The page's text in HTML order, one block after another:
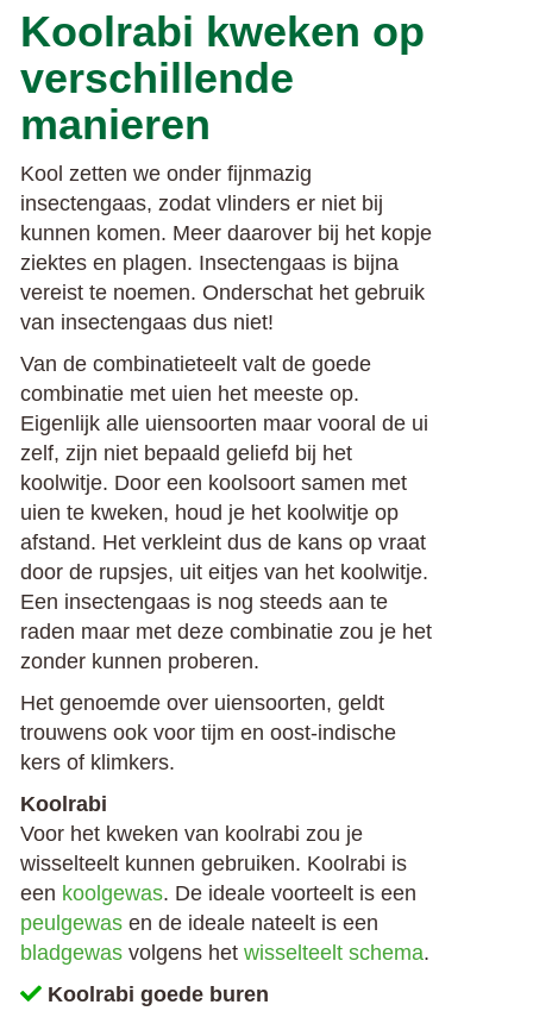
Koolrabi kweken op
verschillende
manieren
Kool zetten we onder fijnmazig
insectengaas, zodat vlinders er niet bij
kunnen komen. Meer daarover bij het kopje
ziektes en plagen. Insectengaas is bijna
vereist te noemen. Onderschat het gebruik
van insectengaas dus niet!
Van de combinatieteelt valt de goede
combinatie met uien het meeste op.
Eigenlijk alle uiensoorten maar vooral de ui
zelf, zijn niet bepaald geliefd bij het
koolwitje. Door een koolsoort samen met
uien te kweken, houd je het koolwitje op
afstand. Het verkleint dus de kans op vraat
door de rupsjes, uit eitjes van het koolwitje.
Een insectengaas is nog steeds aan te
raden maar met deze combinatie zou je het
zonder kunnen proberen.
Het genoemde over uiensoorten, geldt
trouwens ook voor tijm en oost-indische
kers of klimkers.
Koolrabi
Voor het kweken van koolrabi zou je
wisselteelt kunnen gebruiken. Koolrabi is
een koolgewas. De ideale voorteelt is een
peulgewas en de ideale nateelt is een
bladgewas volgens het wisselteelt schema.
Koolrabi goede buren